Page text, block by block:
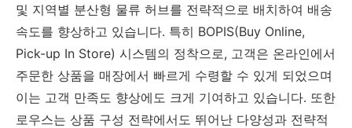
및 지역별 분산형 물류 허브를 전략적으로 배치하여 배송
속도를 향상하고 있습니다. 특히 BOPIS(Buy Online,
Pick-up In Store) 시스템의 정착으로, 고객은 온라인에서
주문한 상품을 매장에서 빠르게 수령할 수 있게 되었으며
이는 고객 만족도 향상에도 크게 기여하고 있습니다. 또한
로우스는 상품 구성 전략에서도 뛰어난 다양성과 전략적